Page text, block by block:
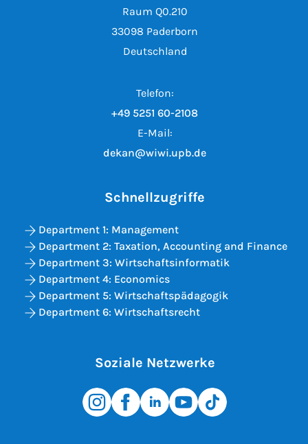
Raum Q0.210
33098 Paderborn
Deutschland
Telefon:
+49 5251 60-2108
E-Mail:
dekan@wiwi.upb.de
Schnellzugriffe
Department 1: Management
Department 2: Taxation, Accounting and Finance
Department 3: Wirtschaftsinformatik
Department 4: Economics
Department 5: Wirtschaftspädagogik
Department 6: Wirtschaftsrecht
Soziale Netzwerke